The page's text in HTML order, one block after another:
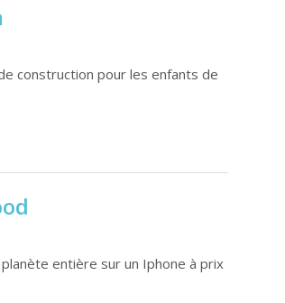
construction pour les enfants de
entière sur un Iphone à prix